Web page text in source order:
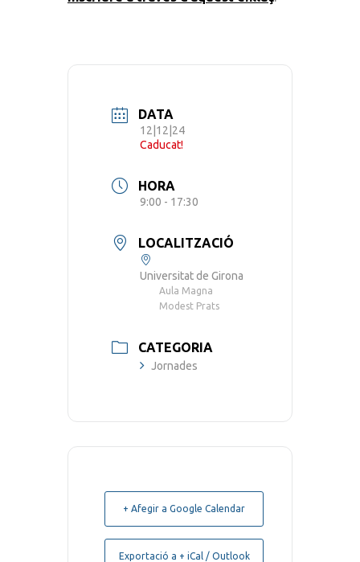
DATA
12|12|24
Caducat!
HORA
9:00 - 17:30
LOCALITZACIÓ
Universitat de Girona
Aula Magna
Modest Prats
CATEGORIA
Jornades
+ Afegir a Google Calendar
Exportació a + iCal / Outlook